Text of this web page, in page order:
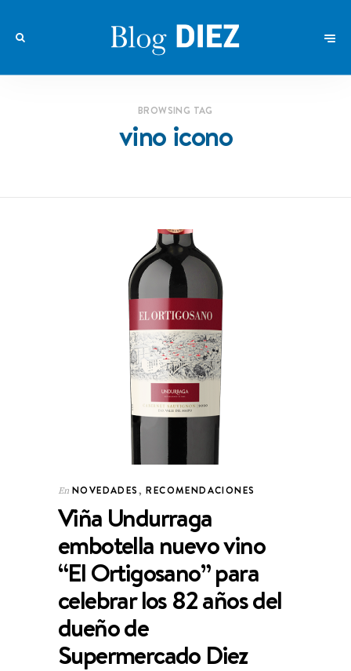
BROWSING TAG
vino icono
En NOVEDADES,RECOMENDACIONES
Viña Undurraga
embotella nuevo vino
“El Ortigosano” para
celebrar los 82 años del
dueño de
Supermercado Diez